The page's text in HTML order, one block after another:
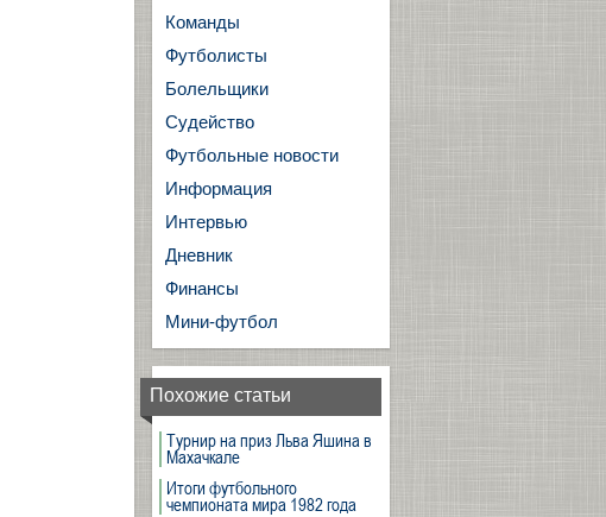
Команды
Футболисты
Болельщики
Судейство
Футбольные новости
Информация
Интервью
Дневник
Финансы
Мини-футбол
Похожие статьи
Турнир на приз Льва Яшина в
Махачкале
Итоги футбольного
чемпионата мира 1982 года